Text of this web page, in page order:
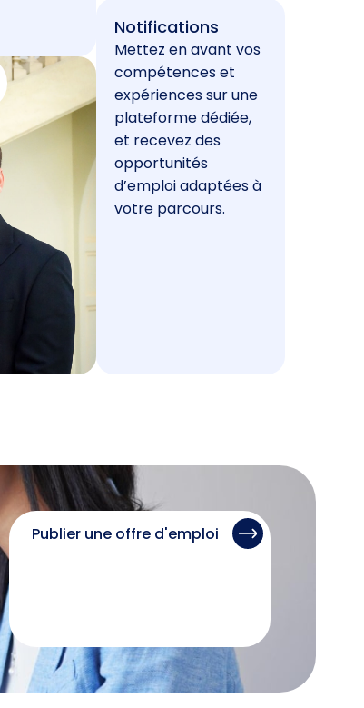
Notifications
Mettez en avant vos
compétences et
expériences sur une
plateforme dédiée,
et recevez des
opportunités
d’emploi adaptées à
votre parcours.
Publier une offre d'emploi